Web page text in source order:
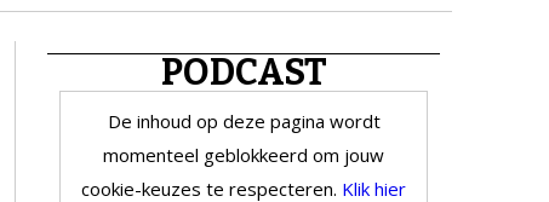
PODCAST
De inhoud op deze pagina wordt
momenteel geblokkeerd om jouw
cookie-keuzes te respecteren. Klik hier